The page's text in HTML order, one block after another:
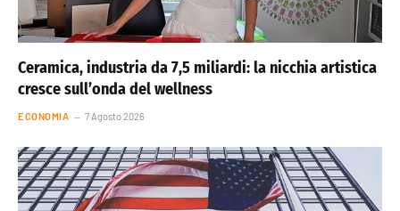
Ceramica, industria da 7,5 miliardi: la nicchia artistica
cresce sull’onda del wellness
ECONOMIA 7 Agosto 2026